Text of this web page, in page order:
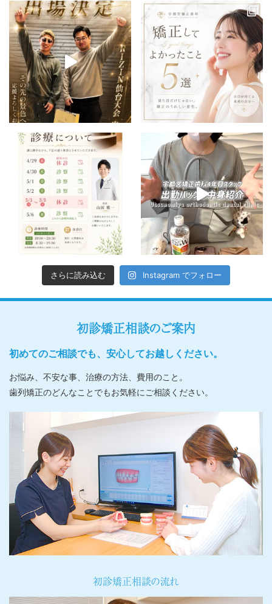
さらに読み込む Instagram でフォロー
初診矯正相談のご案内
初めてのご相談でも、安心してお越しください。
お悩み、不安な事、治療の方法、費用のこと。
歯列矯正のどんなことでもお気軽にご相談ください。
初診矯正相談の流れ